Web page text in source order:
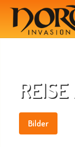
Bilder